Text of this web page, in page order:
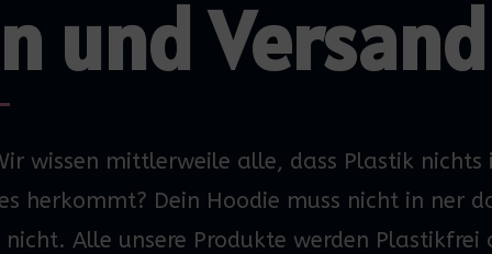
und Versand
wissen mittlerweile alle, dass Plastik
herkommt? Dein Hoodie muss nicht in ner
nicht. Alle unsere Produkte werden Plastikfrei